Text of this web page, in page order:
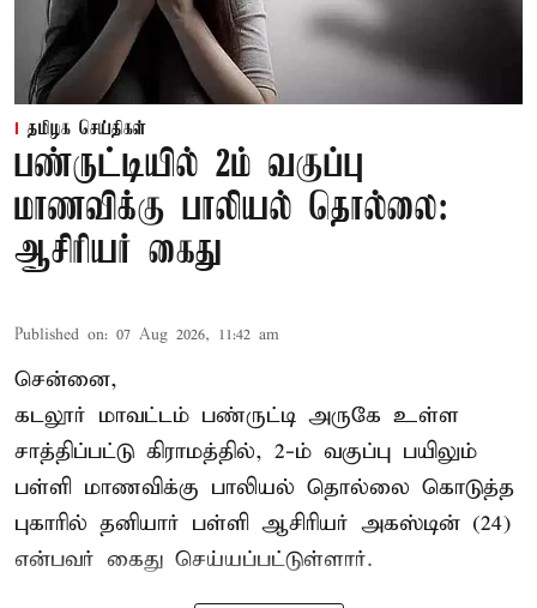
தமிழக செய்திகள்
பண்ருட்டியில் 2ம் வகுப்பு
மாணவிக்கு பாலியல் தொல்லை:
ஆசிரியர் கைது
Published on: 07 Aug 2026, 11:42 am
சென்னை,
கடலூர் மாவட்டம் பண்ருட்டி அருகே உள்ள
சாத்திப்பட்டு கிராமத்தில், 2-ம் வகுப்பு பயிலும்
பள்ளி மாணவிக்கு பாலியல் தொல்லை கொடுத்த
புகாரில் தனியார் பள்ளி ஆசிரியர் அகஸ்டின் (24)
என்பவர் கைது செய்யப்பட்டுள்ளார்.